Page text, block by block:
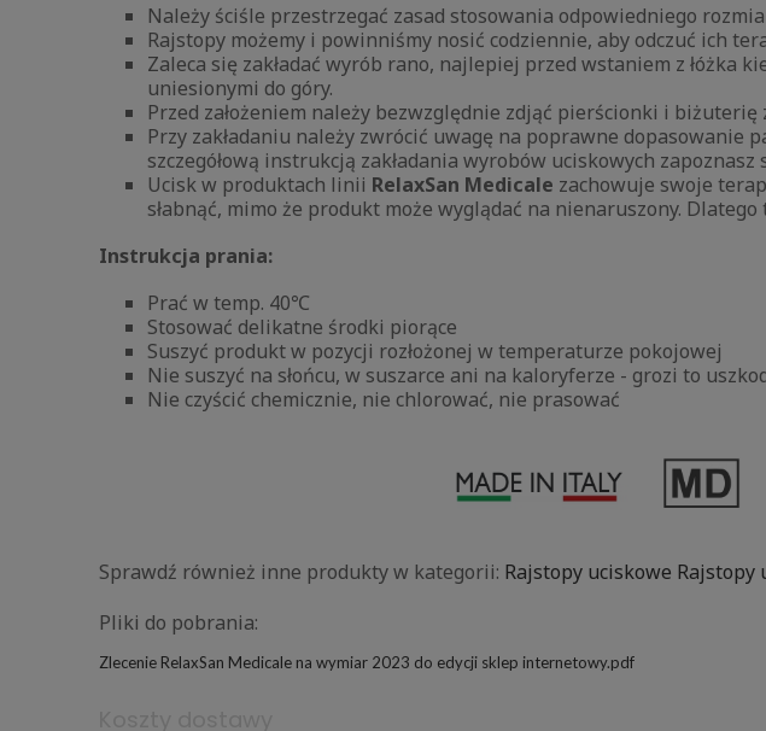
Należy ściśle przestrzegać zasad stosowania odpowiedniego
Rajstopy możemy i powinniśmy nosić codziennie, aby odczuć ich
Zaleca się zakładać wyrób rano, najlepiej przed wstaniem z łóżka
uniesionymi do góry.
Przed założeniem należy bezwzględnie zdjąć pierścionki i
Przy zakładaniu należy zwrócić uwagę na poprawne
szczegółową instrukcją zakładania wyrobów uciskowych zapoznasz
Ucisk w produktach linii RelaxSan Medicale zachowuje swoje
słabnąć, mimo że produkt może wyglądać na nienaruszony.
Instrukcja prania:
Prać w temp. 40℃
Stosować delikatne środki piorące
Suszyć produkt w pozycji rozłożonej w temperaturze pokojowej
Nie suszyć na słońcu, w suszarce ani na kaloryferze - grozi to
Nie czyścić chemicznie, nie chlorować, nie prasować
Sprawdź również inne produkty w kategorii: Rajstopy uciskowe Rajstopy
Pliki do pobrania:
Zlecenie RelaxSan Medicale na wymiar 2023 do edycji sklep internetowy.pdf